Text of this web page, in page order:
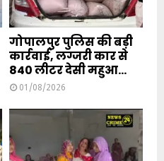
गोपालपुर पुलिस की बड़ी
कार्रवाई, लग्जरी कार से
840 लीटर देसी महुआ...
01/08/2026